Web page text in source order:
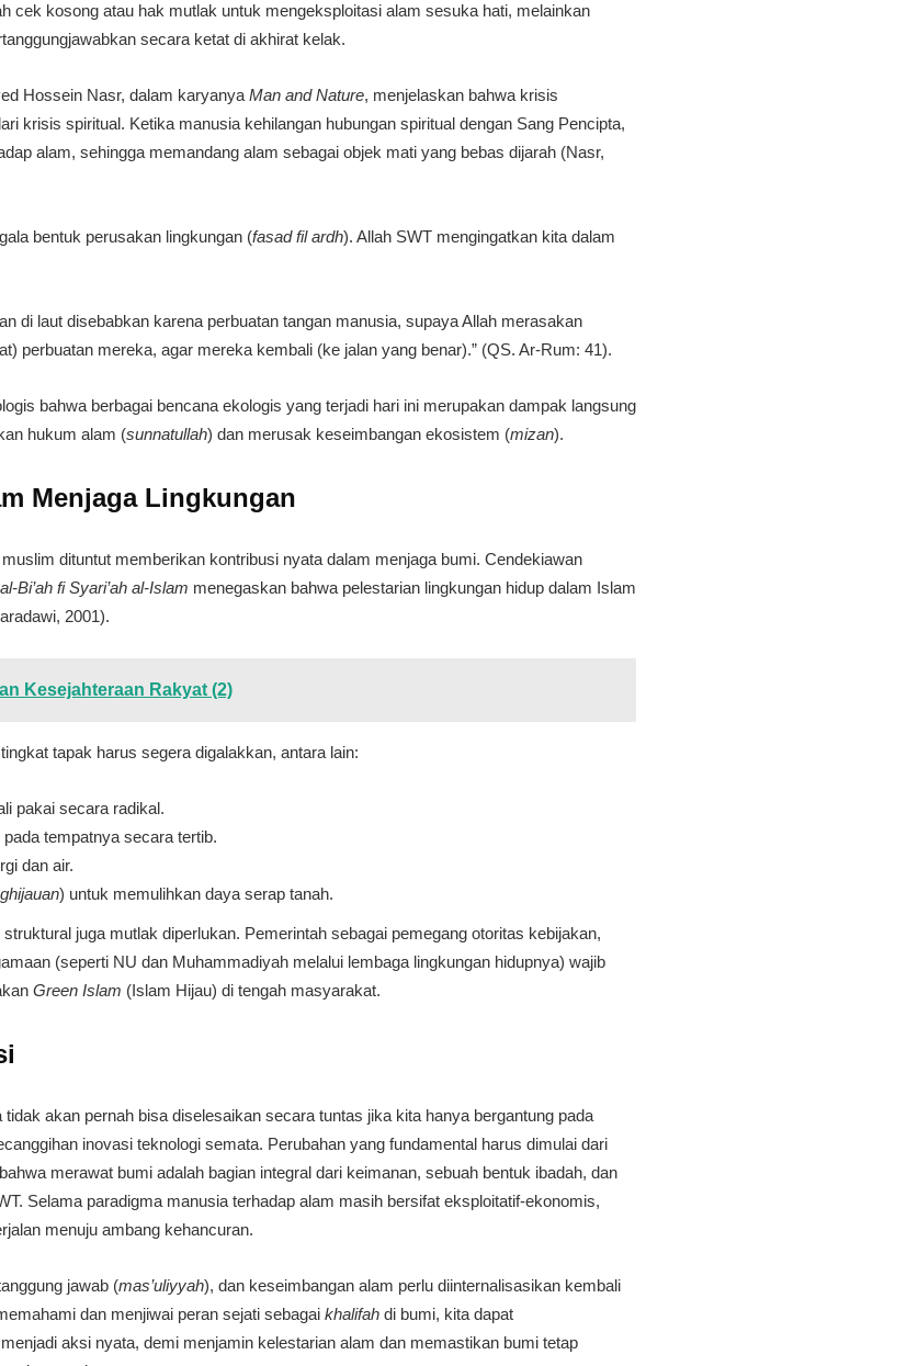
cek kosong atau hak mutlak untuk mengeksploitasi alam sesuka hati, melainkan
secara ketat di akhirat kelak.
Hossein Nasr, dalam karyanya Man and Nature, menjelaskan bahwa krisis
krisis spiritual. Ketika manusia kehilangan hubungan spiritual dengan Sang Pencipta,
alam, sehingga memandang alam sebagai objek mati yang bebas dijarah (Nasr,
bentuk perusakan lingkungan (fasad fil ardh). Allah SWT mengingatkan kita dalam
di laut disebabkan karena perbuatan tangan manusia, supaya Allah merasakan
perbuatan mereka, agar mereka kembali (ke jalan yang benar).” (QS. Ar-Rum: 41).
bahwa berbagai bencana ekologis yang terjadi hari ini merupakan dampak langsung
hukum alam (sunnatullah) dan merusak keseimbangan ekosistem (mizan).
Menjaga Lingkungan
dituntut memberikan kontribusi nyata dalam menjaga bumi. Cendekiawan
Bi’ah fi Syari’ah al-Islam menegaskan bahwa pelestarian lingkungan hidup dalam Islam
2001).
Kesejahteraan Rakyat (2)
tapak harus segera digalakkan, antara lain:
pakai secara radikal.
tempatnya secara tertib.
dan air.
) untuk memulihkan daya serap tanah.
juga mutlak diperlukan. Pemerintah sebagai pemegang otoritas kebijakan,
(seperti NU dan Muhammadiyah melalui lembaga lingkungan hidupnya) wajib
Green Islam (Islam Hijau) di tengah masyarakat.
akan pernah bisa diselesaikan secara tuntas jika kita hanya bergantung pada
inovasi teknologi semata. Perubahan yang fundamental harus dimulai dari
merawat bumi adalah bagian integral dari keimanan, sebuah bentuk ibadah, dan
Selama paradigma manusia terhadap alam masih bersifat eksploitatif-ekonomis,
menuju ambang kehancuran.
jawab (mas’uliyyah), dan keseimbangan alam perlu diinternalisasikan kembali
dan menjiwai peran sejati sebagai khalifah di bumi, kita dapat
aksi nyata, demi menjamin kelestarian alam dan memastikan bumi tetap